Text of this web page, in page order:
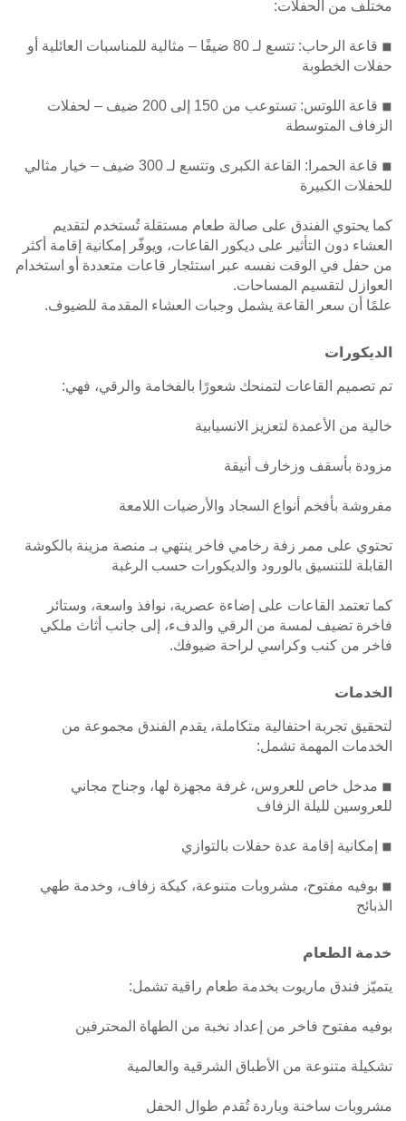
مختلف من الحفلات:
◾ قاعة الرحاب: تتسع لـ 80 ضيفًا – مثالية للمناسبات العائلية أو
حفلات الخطوبة
◾ قاعة اللوتس: تستوعب من 150 إلى 200 ضيف – لحفلات
الزفاف المتوسطة
◾ قاعة الحمرا: القاعة الكبرى وتتسع لـ 300 ضيف – خيار مثالي
للحفلات الكبيرة
كما يحتوي الفندق على صالة طعام مستقلة تُستخدم لتقديم
العشاء دون التأثير على ديكور القاعات، ويوفّر إمكانية إقامة أكثر
من حفل في الوقت نفسه عبر استئجار قاعات متعددة أو استخدام
العوازل لتقسيم المساحات.
علمًا أن سعر القاعة يشمل وجبات العشاء المقدمة للضيوف.
الديكورات
تم تصميم القاعات لتمنحك شعورًا بالفخامة والرقي، فهي:
خالية من الأعمدة لتعزيز الانسيابية
مزودة بأسقف وزخارف أنيقة
مفروشة بأفخم أنواع السجاد والأرضيات اللامعة
تحتوي على ممر زفة رخامي فاخر ينتهي بـ منصة مزينة بالكوشة
القابلة للتنسيق بالورود والديكورات حسب الرغبة
كما تعتمد القاعات على إضاءة عصرية، نوافذ واسعة، وستائر
فاخرة تضيف لمسة من الرقي والدفء، إلى جانب أثاث ملكي
فاخر من كنب وكراسي لراحة ضيوفك.
الخدمات
لتحقيق تجربة احتفالية متكاملة، يقدم الفندق مجموعة من
الخدمات المهمة تشمل:
◾ مدخل خاص للعروس، غرفة مجهزة لها، وجناح مجاني
للعروسين لليلة الزفاف
◾ إمكانية إقامة عدة حفلات بالتوازي
◾ بوفيه مفتوح، مشروبات متنوعة، كيكة زفاف، وخدمة طهي
الذبائح
خدمة الطعام
يتميّز فندق ماريوت بخدمة طعام راقية تشمل:
بوفيه مفتوح فاخر من إعداد نخبة من الطهاة المحترفين
تشكيلة متنوعة من الأطباق الشرقية والعالمية
مشروبات ساخنة وباردة تُقدم طوال الحفل